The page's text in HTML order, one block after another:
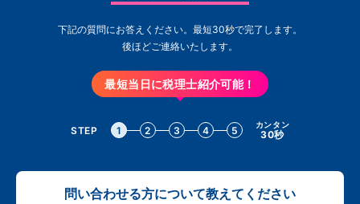
下記の質問にお答えください。最短30秒で完了します。
後ほどご連絡いたします。
最短当日に税理士紹介可能！
STEP 1 2 3 4 5 カンタン
30秒
問い合わせる方について教えてください